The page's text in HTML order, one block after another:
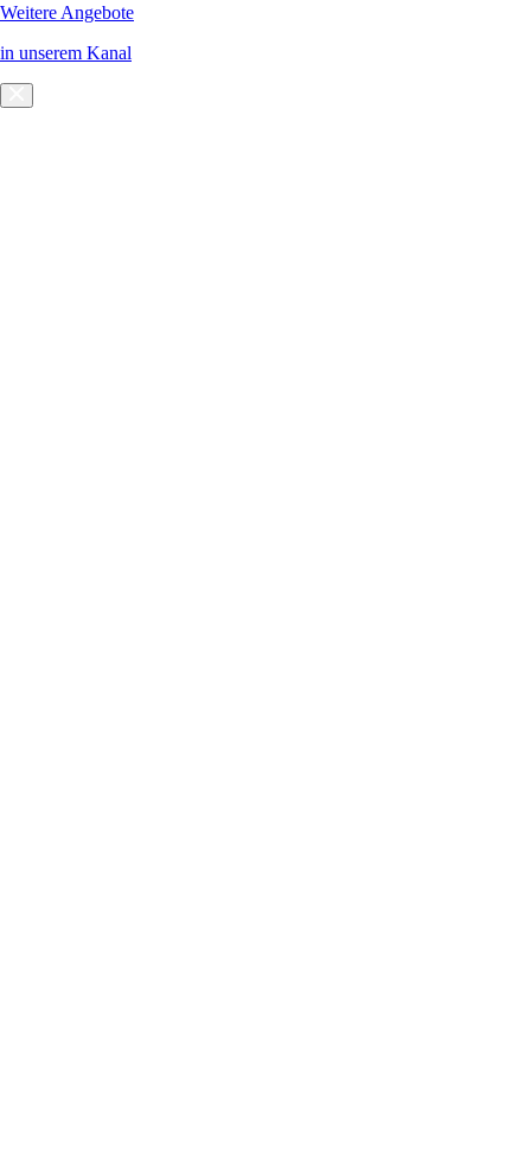
Weitere Angebote
in unserem Kanal